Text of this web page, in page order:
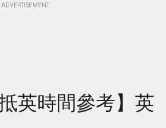
ADVERTISEMENT
英時間參考】英